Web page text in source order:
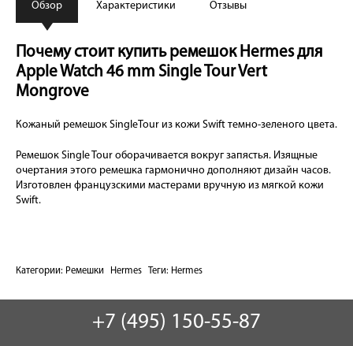
Обзор Характеристики Отзывы
Почему стоит купить ремешок Hermes для
Apple Watch 46 mm Single Tour Vert
Mongrove
Кожаный ремешок SingleTour из кожи Swift темно-зеленого цвета.
Ремешок Single Tour оборачивается вокруг запястья. Изящные
очертания этого ремешка гармонично дополняют дизайн часов.
Изготовлен французскими мастерами вручную из мягкой кожи
Swift.
Категории: Ремешки Hermes Теги: Hermes
+7 (495) 150-55-87